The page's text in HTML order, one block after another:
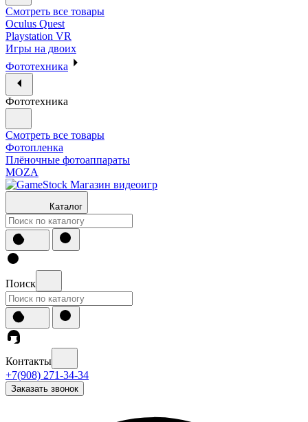
Смотреть все товары
Oculus Quest
Playstation VR
Игры на двоих
Фототехника
Фототехника
Смотреть все товары
Фотопленка
Плёночные фотоаппараты
MOZA
Каталог
Поиск
Контакты
+7(908) 271-34-34
Заказать звонок